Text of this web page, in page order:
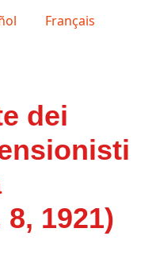
Français
dei
1921)